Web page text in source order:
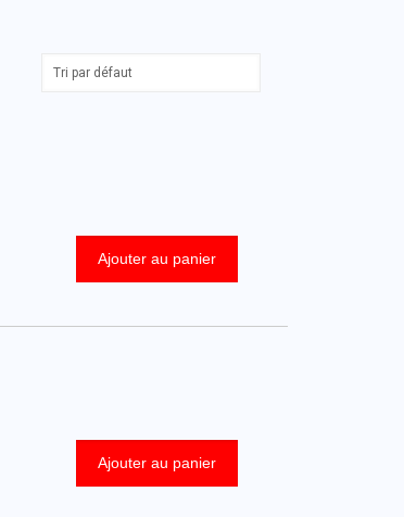
Ajouter au panier
Ajouter au panier